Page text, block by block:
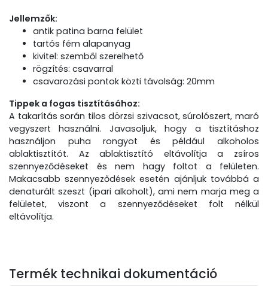
Jellemzők:
antik patina barna felület
tartós fém alapanyag
kivitel: szemből szerelhető
rögzítés: csavarral
csavarozási pontok közti távolság: 20mm
Tippek a fogas tisztításához:
A takarítás során tilos dörzsi szivacsot, súrolószert, maró
vegyszert használni. Javasoljuk, hogy a tisztításhoz
használjon puha rongyot és például alkoholos
ablaktisztítót. Az ablaktisztító eltávolítja a zsíros
szennyeződéseket és nem hagy foltot a felületen.
Makacsabb szennyeződések esetén ajánljuk továbbá a
denaturált szeszt (ipari alkoholt), ami nem marja meg a
felületet, viszont a szennyeződéseket folt nélkül
eltávolítja.
Termék technikai dokumentáció